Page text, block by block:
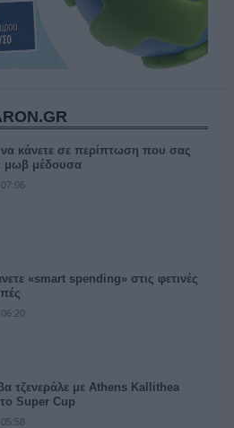
να κάνετε σε περίπτωση που σας
μωβ μέδουσα
«smart spending» στις φετινές
τζενεράλε με Athens Kallithea
Super Cup